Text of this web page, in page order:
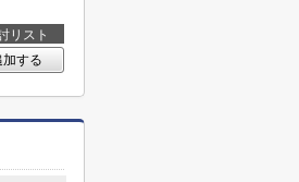
リスト
加する